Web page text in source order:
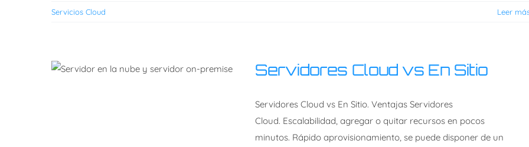
Servicios Cloud Leer
Servidores Cloud vs En Sitio
Servidores Cloud vs En Sitio. Ventajas Servidores
Cloud. Escalabilidad, agregar o quitar recursos en pocos
minutos. Rápido aprovisionamiento, se puede disponer de un